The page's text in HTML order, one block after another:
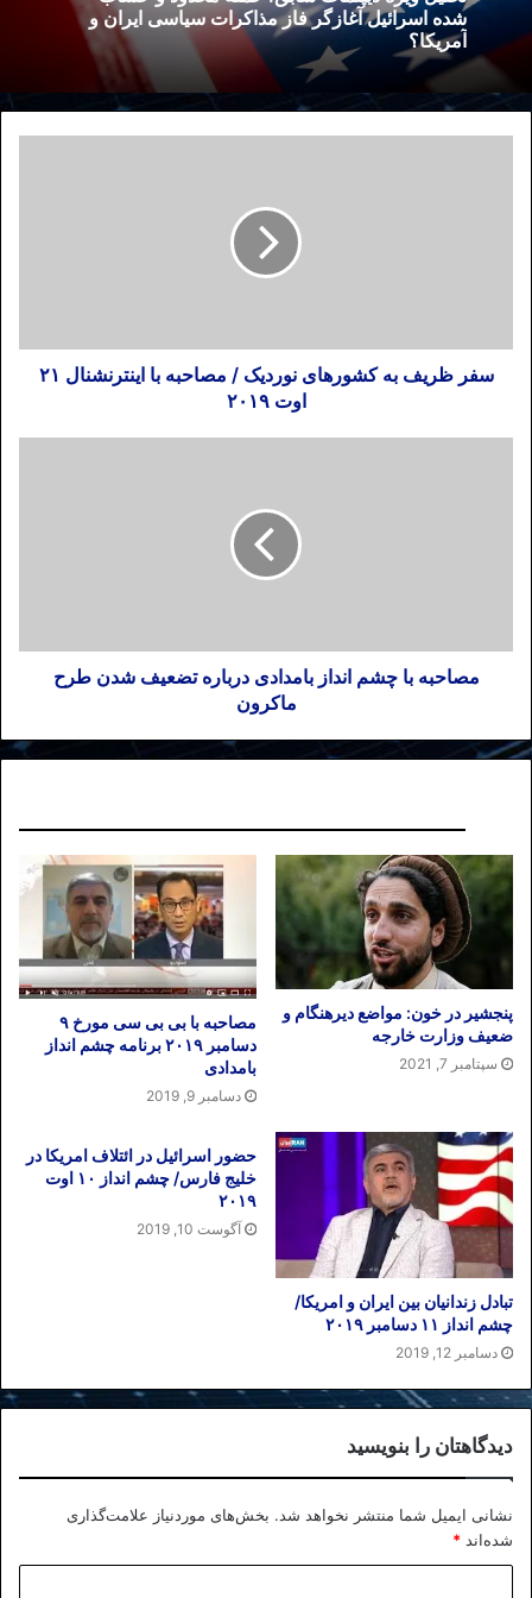
شده اسرائیل آغازگر فاز مذاکرات سیاسی ایران و
آمریکا؟
سفر ظریف به کشورهای نوردیک / مصاحبه با اینترنشنال ۲۱
اوت ۲۰۱۹
مصاحبه با چشم انداز بامدادی درباره تضعیف شدن طرح
ماکرون
پنجشیر در خون: مواضع دیرهنگام و
ضعیف وزارت خارجه
سپتامبر 7, 2021
مصاحبه با بی بی سی مورخ ۹
دسامبر ۲۰۱۹ برنامه چشم انداز
بامدادی
دسامبر 9, 2019
تبادل زندانیان بین ایران و امریکا/
چشم انداز ۱۱ دسامبر ۲۰۱۹
دسامبر 12, 2019
حضور اسرائیل در ائتلاف امریکا در
خلیج فارس/ چشم انداز ۱۰ اوت
۲۰۱۹
آگوست 10, 2019
دیدگاهتان را بنویسید
نشانی ایمیل شما منتشر نخواهد شد. بخش‌های موردنیاز علامت‌گذاری
شده‌اند *